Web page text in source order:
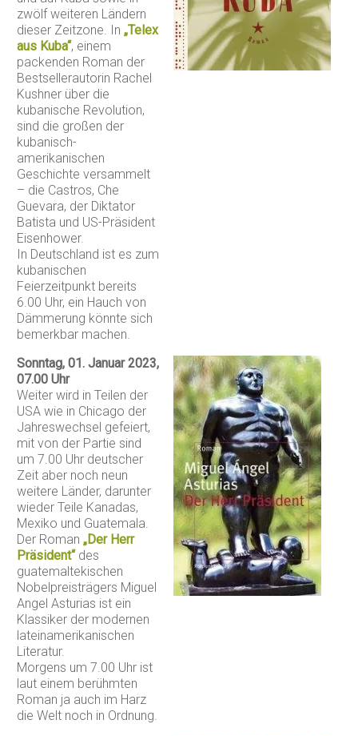
zwölf weiteren Ländern
dieser Zeitzone. In„Telex
aus Kuba“, einem
packenden Roman der
Bestsellerautorin Rachel
Kushner über die
kubanische Revolution,
sind die großen der
kubanisch-
amerikanischen
Geschichte versammelt
– die Castros, Che
Guevara, der Diktator
Batista und US-Präsident
Eisenhower.
In Deutschland ist es zum
kubanischen
Feierzeitpunkt bereits
6.00 Uhr, ein Hauch von
Dämmerung könnte sich
bemerkbar machen.
Sonntag, 01. Januar 2023,
07.00 Uhr
Weiter wird in Teilen der
USA wie in Chicago der
Jahreswechsel gefeiert,
mit von der Partie sind
um 7.00 Uhr deutscher
Zeit aber noch neun
weitere Länder, darunter
wieder Teile Kanadas,
Mexiko und Guatemala.
Der Roman„Der Herr
Präsident“ des
guatemaltekischen
Nobelpreisträgers Miguel
Angel Asturias ist ein
Klassiker der modernen
lateinamerikanischen
Literatur.
Morgens um 7.00 Uhr ist
laut einem berühmten
Roman ja auch im Harz
die Welt noch in Ordnung.